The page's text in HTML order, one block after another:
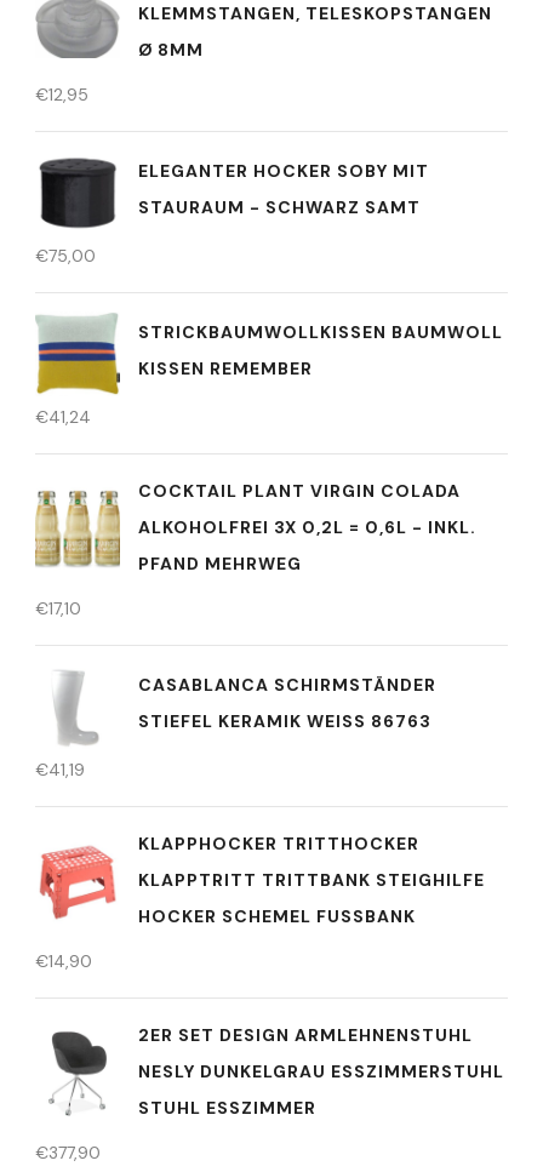
KLEMMSTANGEN, TELESKOPSTANGEN
Ø 8MM
€12,95
ELEGANTER HOCKER SOBY MIT
STAURAUM - SCHWARZ SAMT
€75,00
STRICKBAUMWOLLKISSEN BAUMWOLL
KISSEN REMEMBER
€41,24
COCKTAIL PLANT VIRGIN COLADA
ALKOHOLFREI 3X 0,2L = 0,6L - INKL.
PFAND MEHRWEG
€17,10
CASABLANCA SCHIRMSTÄNDER
STIEFEL KERAMIK WEISS 86763
€41,19
KLAPPHOCKER TRITTHOCKER
KLAPPTRITT TRITTBANK STEIGHILFE
HOCKER SCHEMEL FUSSBANK
€14,90
2ER SET DESIGN ARMLEHNENSTUHL
NESLY DUNKELGRAU ESSZIMMERSTUHL
STUHL ESSZIMMER
€377,90